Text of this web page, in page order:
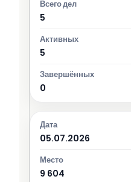
5
5
0
05.07.2026
9 604